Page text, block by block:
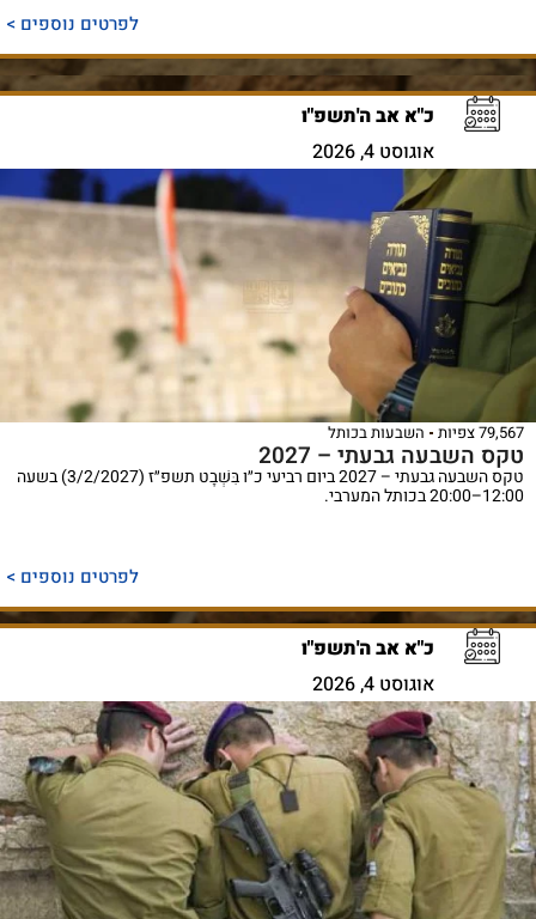
לפרטים נוספים >
כ"א אב ה'תשפ"ו
אוגוסט 4, 2026
79,567 צפיות השבעות בכותל
טקס השבעה גבעתי – 2027
טקס השבעה גבעתי – 2027 ביום רביעי כ״ו בִּשְׁבָט תשפ״ז (3/2/2027) בשעה
12:00–20:00 בכותל המערבי.
לפרטים נוספים >
כ"א אב ה'תשפ"ו
אוגוסט 4, 2026